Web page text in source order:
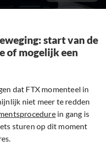
start van de
of mogelijk een
dat FTX momenteel in
niet meer te redden
in gang is
sturen op dit moment